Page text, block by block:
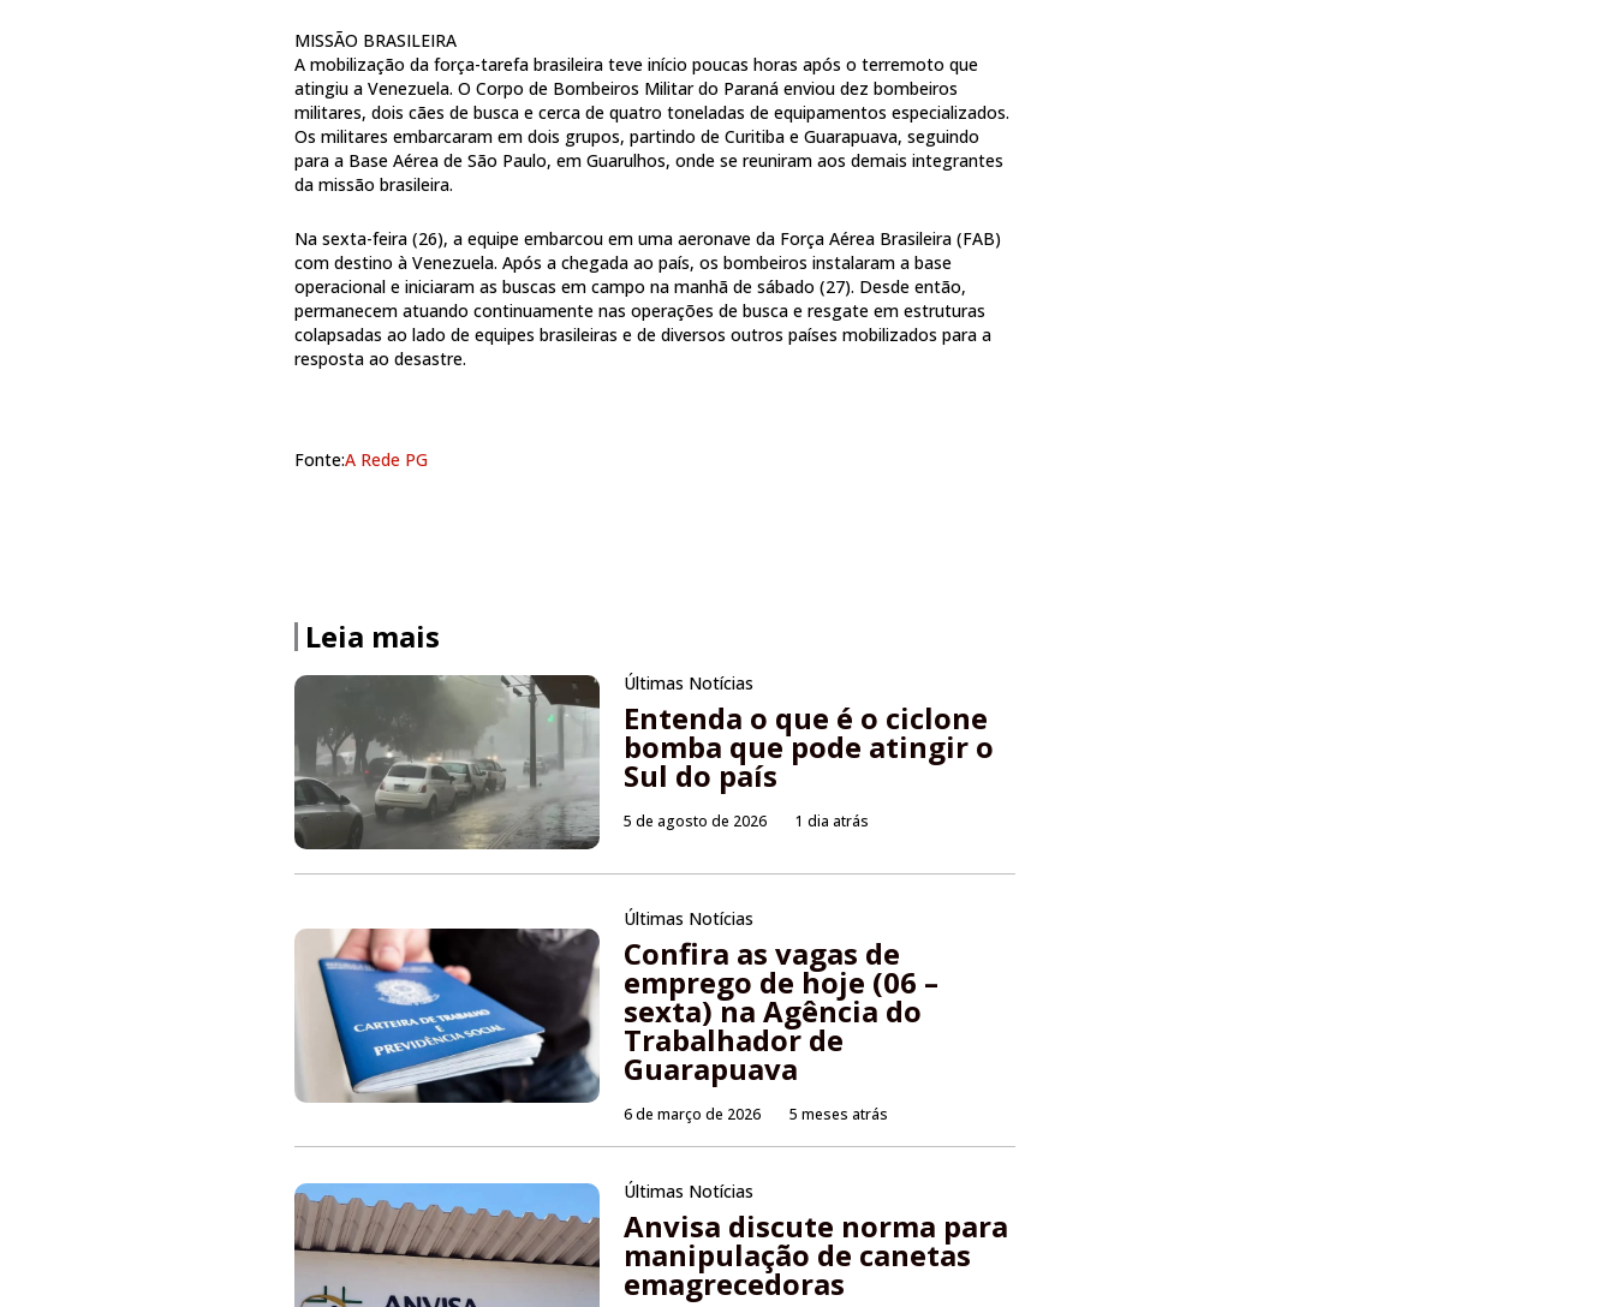
MISSÃO BRASILEIRA
A mobilização da força-tarefa brasileira teve início poucas horas após o terremoto que
atingiu a Venezuela. O Corpo de Bombeiros Militar do Paraná enviou dez bombeiros
militares, dois cães de busca e cerca de quatro toneladas de equipamentos especializados.
Os militares embarcaram em dois grupos, partindo de Curitiba e Guarapuava, seguindo
para a Base Aérea de São Paulo, em Guarulhos, onde se reuniram aos demais integrantes
da missão brasileira.
Na sexta-feira (26), a equipe embarcou em uma aeronave da Força Aérea Brasileira (FAB)
com destino à Venezuela. Após a chegada ao país, os bombeiros instalaram a base
operacional e iniciaram as buscas em campo na manhã de sábado (27). Desde então,
permanecem atuando continuamente nas operações de busca e resgate em estruturas
colapsadas ao lado de equipes brasileiras e de diversos outros países mobilizados para a
resposta ao desastre.
Fonte:A Rede PG
Leia mais
Últimas Notícias
Entenda o que é o ciclone
bomba que pode atingir o
Sul do país
5 de agosto de 2026 1 dia atrás
Últimas Notícias
Confira as vagas de
emprego de hoje (06 –
sexta) na Agência do
Trabalhador de
Guarapuava
6 de março de 2026 5 meses atrás
Últimas Notícias
Anvisa discute norma para
manipulação de canetas
emagrecedoras